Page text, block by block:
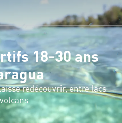
18-30 ans
redécouvrir, entre lacs